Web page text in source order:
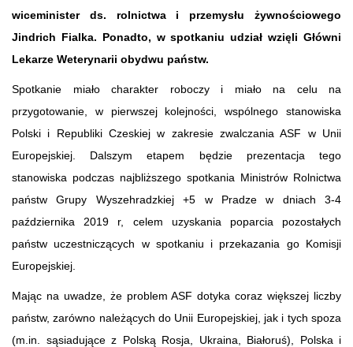
wiceminister ds. rolnictwa i przemysłu żywnościowego
Jindrich Fialka. Ponadto, w spotkaniu udział wzięli Główni
Lekarze Weterynarii obydwu państw.
Spotkanie miało charakter roboczy i miało na celu na
przygotowanie, w pierwszej kolejności, wspólnego stanowiska
Polski i Republiki Czeskiej w zakresie zwalczania ASF w Unii
Europejskiej. Dalszym etapem będzie prezentacja tego
stanowiska podczas najbliższego spotkania Ministrów Rolnictwa
państw Grupy Wyszehradzkiej +5 w Pradze w dniach 3-4
października 2019 r, celem uzyskania poparcia pozostałych
państw uczestniczących w spotkaniu i przekazania go Komisji
Europejskiej.
Mając na uwadze, że problem ASF dotyka coraz większej liczby
państw, zarówno należących do Unii Europejskiej, jak i tych spoza
(m.in. sąsiadujące z Polską Rosja, Ukraina, Białoruś), Polska i